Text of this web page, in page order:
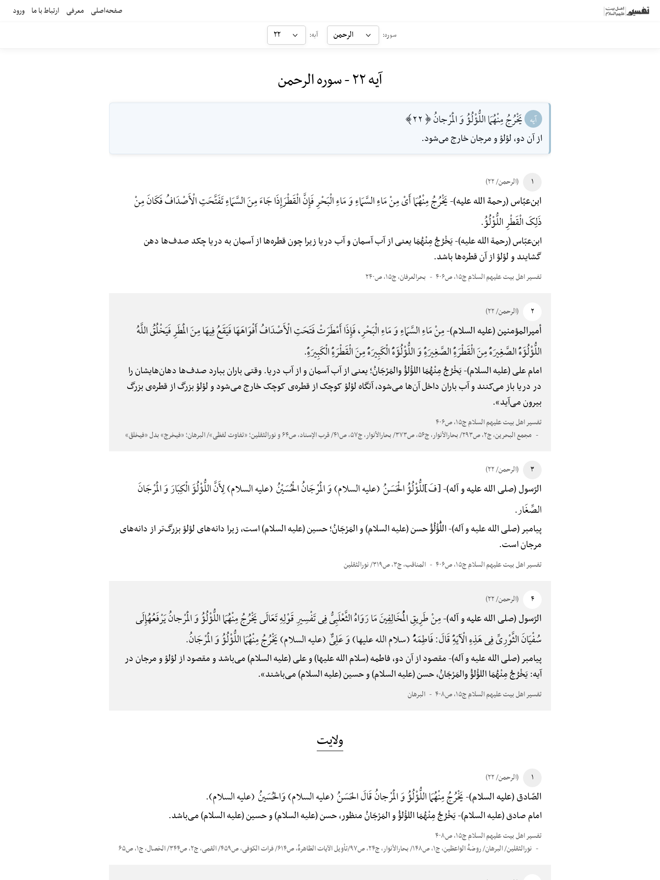
صفحه‌اصلی معرفی ارتباط با ما ورود
سوره: الرحمن آیه: ۲۲
آیه ۲۲ - سوره الرحمن
آیه يَخْرُجُ مِنْهُمَا اللُّؤْلُؤُ وَ الْمَرْجانُ [22]
از آن دو، لؤلؤ و مرجان خارج مى‌شود.
۱ (الرحمن/ ۲۲)
ابن‌عبّاس (رحمة الله علیه)-یَخْرُجُ مِنْهُمَا أَیْ مِنْ مَاءِ السَّمَاءِ وَ مَاءِ الْبَحْرِ فَإِنَّ الْقَطْرَإِذَا جَاءَ مِنَ السَّمَاءِ تَفَتَّحَتِ الْأَصْدَافُ فَکَانَ مِنْ
ذَلِکَ الْقَطْرِ اللُّؤْلُؤُ.
ابن‌عبّاس (رحمة الله علیه)-یَخْرُجُ مِنْهُمَا یعنی از آب آسمان و آب دریا زیرا چون قطره‌ها از آسمان به دریا چکد صدف‌ها دهن
گشایند و لؤلؤ از آن قطره‌ها باشد.
تفسیر اهل بیت علیهم السلام ج۱۵، ص۴۰۶ بحرالعرفان، ج۱۵، ص۲۴۰
۲ (الرحمن/ ۲۲)
أمیرالمؤمنین (علیه السلام)-مِنْ مَاءِ السَّمَاءِ وَ مَاءِ الْبَحْرِ، فَإِذَا أَمْطَرَتْ فَتَحَتِ الْأَصْدَافُ أَفْوَاهَهَا فَیَقَعُ فِیهَا مِنَ الْمَطَرِ فَیَخْلُقُ اللَّهُ
اللُّؤْلُؤَهًَْ الصَّغِیرَهًَْ مِنَ الْقَطْرَهًِْ الصَّغِیرَهًِْ وَ اللُّؤْلُؤَهًَْ الْکَبِیرَهًَْ مِنَ الْقَطْرَهًِْ الْکَبِیرَهًِْ.
امام علی (علیه السلام)-یَخْرُجُ مِنْهُمَا اللؤْلؤُ والمَرْجَانُ؛ یعنی از آب آسمان و از آب دریا. وقتی باران ببارد صدف‌ها دهان‌هایشان را
در دریا باز می‌کنند و آب باران داخل آن‌ها می‌شود، آنگاه لؤلؤ کوچک از قطره‌ی کوچک خارج می‌شود و لؤلؤ بزرگ از قطره‌ی بزرگ
بیرون می‌آید».
تفسیر اهل بیت علیهم السلام ج۱۵، ص۴۰۶
مجمع البحرین، ج۲، ص۲۹۳/ بحارالأنوار، ج۵۶، ص۳۷۳/ بحارالأنوار، ج۵۷، ص۴۱/ قرب الإسناد، ص۶۴ و نورالثقلین؛ «تفاوت لفظی»/ البرهان؛ «فیخرج» بدل «فیخلق»
۳ (الرحمن/ ۲۲)
الرّسول (صلی الله علیه و آله)-{فَ}للُّؤْلُؤُ الْحَسَنُ (علیه السلام) وَ الْمَرْجَانُ الْحُسَیْنُ (علیه السلام) لِأَنَّ اللُّؤْلُؤَ الْکِبَارَ وَ الْمَرْجَانَ
الصِّغَار.
پیامبر (صلی الله علیه و آله)-اللُّؤْلُؤُ حسن (علیه السلام) و المَرْجَانُ؛ حسین (علیه السلام) است، زیرا دانه‌های لؤلؤ بزرگ‌تر از دانه‌های
مرجان است.
تفسیر اهل بیت علیهم السلام ج۱۵، ص۴۰۶ المناقب، ج۳، ص۳۱۹/ نورالثقلین
۴ (الرحمن/ ۲۲)
الرّسول (صلی الله علیه و آله)-مِنْ طَرِیقِ الْمُخَالِفِینَ مَا رَوَاهُ الثَّعْلَبِیُّ فِی تَفْسِیرِ قَوْلِهِ تَعَالَی یَخْرُجُ مِنْهُمَا اللُّؤْلُؤُ وَ الْمَرْجانُ یَرْفَعُهُإِلَی
سُفْیَانَ الثَّوْرِیِّ فِی هَذِهِ الْآیَهًِْ قَالَ: فَاطِمَهًُْ (سلام الله علیها) وَ عَلِیٌّ (علیه السلام) یَخْرُجُ مِنْهُمَا اللُّؤْلُؤُ وَ الْمَرْجَانُ.
پیامبر (صلی الله علیه و آله)-مقصود از آن دو، فاطمه (سلام الله علیها) و علی (علیه السلام) می‌باشد و مقصود از لؤلؤ و مرجان در
آیه: یَخْرُجُ مِنْهُمَا اللؤْلؤُ والمَرْجَانُ، حسن (علیه السلام) و حسین (علیه السلام) می‌باشند».
تفسیر اهل بیت علیهم السلام ج۱۵، ص۴۰۸ البرهان
ولایت
۱ (الرحمن/ ۲۲)
الصّادق (علیه السلام)-یَخْرُجُ مِنْهُمَا اللُّؤْلُؤُ وَ الْمَرْجانُ قَالَ الحَسَنُ (علیه السلام) وَالحُسَینُ (علیه السلام).
امام صادق (علیه السلام)-یَخْرُجُ مِنْهُمَا اللؤْلؤُ و المَرْجَانُ منظور، حسن (علیه السلام) و حسین (علیه السلام) می‌باشد.
تفسیر اهل بیت علیهم السلام ج۱۵، ص۴۰۸
نورالثقلین/ البرهان/ روضهًْ الواعظین، ج۱، ص۱۴۸/ بحارالأنوار، ج۲۴، ص۹۷/تأویل الآیات الظاهرهًْ، ص۶۱۴/ فرات الکوفی، ص۴۵۹/ القمی، ج۲، ص۳۴۴/ الخصال، ج۱، ص۶۵